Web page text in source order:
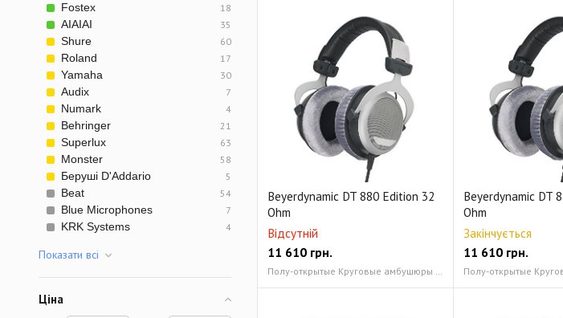
Beyerdynamic DT 880 Edition 32
Ohm
Відсутній
11 610 грн.
Beyerdynamic DT
Ohm
Закінчується
11 610грн.
Fostex 18
AIAIAI 35
Shure 60
Roland 17
Yamaha 30
Audix 7
Numark 4
Behringer 21
Superlux 63
Monster 58
Беруші D'Addario 5
Beat 54
Blue Microphones 7
KRK Systems 4
Показати всi
Ціна